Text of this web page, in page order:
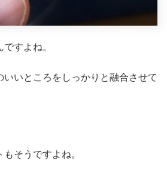
すよね。
いところをしっかりと融合させて
そうですよね。